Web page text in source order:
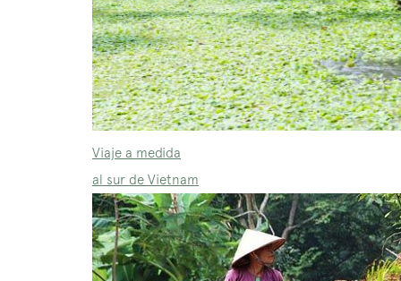
Viaje a medida
al sur de Vietnam